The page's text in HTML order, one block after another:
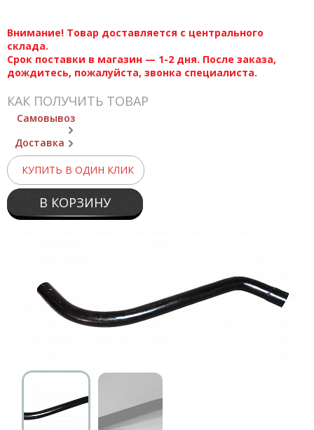
Внимание! Товар доставляется с центрального
склада.
Срок поставки в магазин — 1-2 дня. После заказа,
дождитесь, пожалуйста, звонка специалиста.
КАК ПОЛУЧИТЬ ТОВАР
Самовывоз
Доставка
КУПИТЬ В ОДИН КЛИК
В КОРЗИНУ